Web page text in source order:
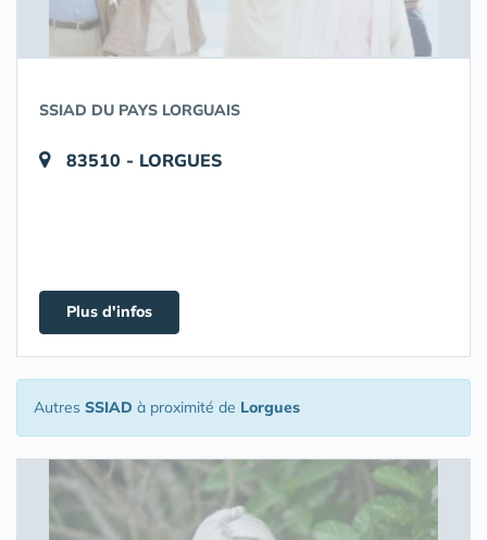
SSIAD DU PAYS LORGUAIS
83510 - LORGUES
Plus d'infos
Autres SSIAD à proximité de Lorgues